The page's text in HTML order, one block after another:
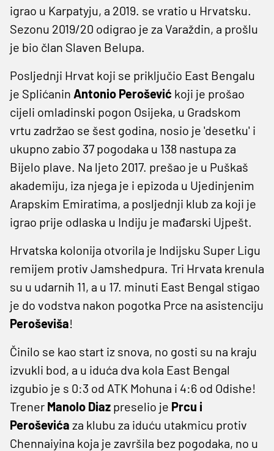
igrao u Karpatyju, a 2019. se vratio u Hrvatsku.
Sezonu 2019/20 odigrao je za Varaždin, a prošlu
je bio član Slaven Belupa.
Posljednji Hrvat koji se priključio East Bengalu
je Splićanin Antonio Perošević koji je prošao
cijeli omladinski pogon Osijeka, u Gradskom
vrtu zadržao se šest godina, nosio je 'desetku' i
ukupno zabio 37 pogodaka u 138 nastupa za
Bijelo plave. Na ljeto 2017. prešao je u Puškaš
akademiju, iza njega je i epizoda u Ujedinjenim
Arapskim Emiratima, a posljednji klub za koji je
igrao prije odlaska u Indiju je mađarski Ujpešt.
Hrvatska kolonija otvorila je Indijsku Super Ligu
remijem protiv Jamshedpura. Tri Hrvata krenula
su u udarnih 11, a u 17. minuti East Bengal stigao
je do vodstva nakon pogotka Prce na asistenciju
Peroševiša!
Činilo se kao start iz snova, no gosti su na kraju
izvukli bod, a u iduća dva kola East Bengal
izgubio je s 0:3 od ATK Mohuna i 4:6 od Odishe!
Trener Manolo Diaz preselio je Prcu i
Peroševića za klubu za iduću utakmicu protiv
Chennaiyina koja je završila bez pogodaka, no u